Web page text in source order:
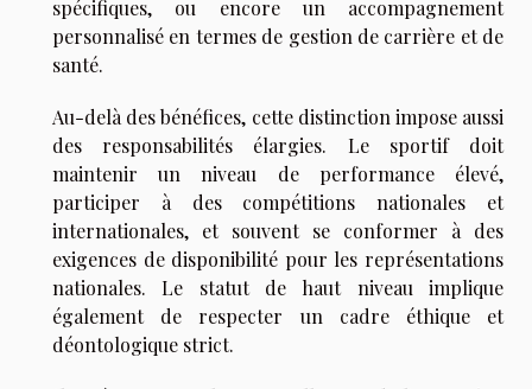
spécifiques, ou encore un accompagnement
personnalisé en termes de gestion de carrière et de
santé.
Au-delà des bénéfices, cette distinction impose aussi
des responsabilités élargies. Le sportif doit
maintenir un niveau de performance élevé,
participer à des compétitions nationales et
internationales, et souvent se conformer à des
exigences de disponibilité pour les représentations
nationales. Le statut de haut niveau implique
également de respecter un cadre éthique et
déontologique strict.